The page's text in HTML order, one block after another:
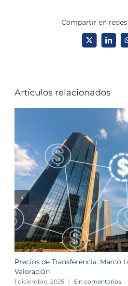
Compartir en redes
X
Artículos relacionados
Precios de Transferencia: Marco
Valoración
1 diciembre, 2025 | Sin comentarios